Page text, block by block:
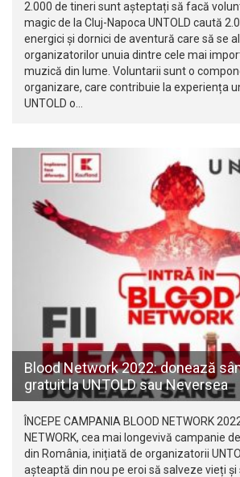
2.000 de tineri sunt așteptați să facă
magic de la Cluj-Napoca UNTOLD caută
energici și dornici de aventură care să se
organizatorilor unuia dintre cele mai
muzică din lume. Voluntarii sunt o
organizare, care contribuie la experiența
UNTOLD o…
Blood Network 2022: donează
gratuit la UNTOLD sau Neversea
ÎNCEPE CAMPANIA BLOOD NETWORK
NETWORK, cea mai longevivă campanie
din România, inițiată de organizatorii
așteaptă din nou pe eroi să salveze vieți și